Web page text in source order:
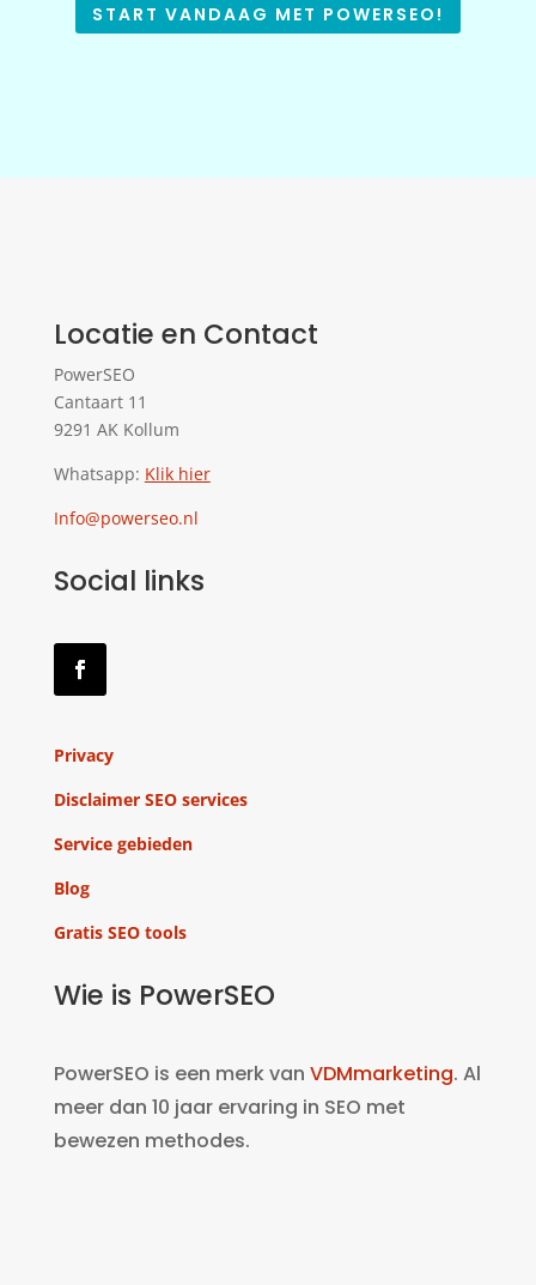
START VANDAAG MET POWERSEO!
Locatie en Contact
PowerSEO
Cantaart 11
9291 AK Kollum
Whatsapp: Klik hier
Info@powerseo.nl
Social links
Privacy
Disclaimer SEO services
Service gebieden
Blog
Gratis SEO tools
Wie is PowerSEO
PowerSEO is een merk van VDMmarketing. Al
meer dan 10 jaar ervaring in SEO met
bewezen methodes.